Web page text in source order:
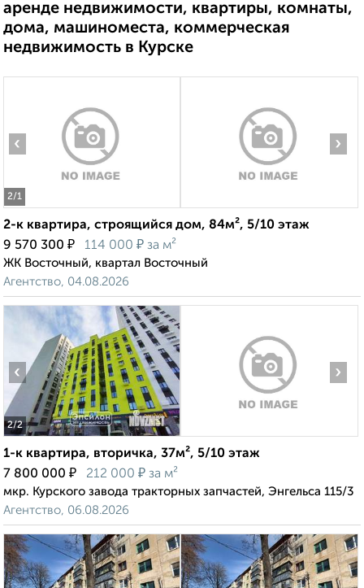
аренде недвижимости, квартиры, комнаты,
дома, машиноместа, коммерческая
недвижимость в Курске
2/1
‹ ›
2-к квартира, строящийся дом, 84м², 5/10 этаж
9 570 300 ₽ 114 000 ₽ за м²
ЖК Восточный, квартал Восточный
Агентство, 04.08.2026
2/2
‹ ›
1-к квартира, вторичка, 37м², 5/10 этаж
7 800 000 ₽ 212 000 ₽ за м²
мкр. Курского завода тракторных запчастей, Энгельса 115/3
Агентство, 06.08.2026